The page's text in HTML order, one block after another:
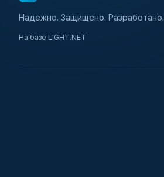
Надежно. Защищено. Разработано.
На базе LIGHT.NET